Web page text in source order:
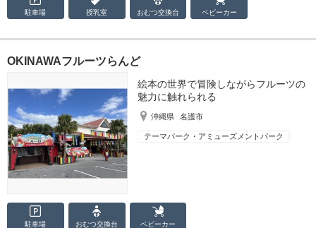
駐車場 授乳室 おむつ交換台 ベビーカー
OKINAWAフルーツらんど
絵本の世界で冒険しながらフルーツの
魅力に触れられる
沖縄県 名護市
テーマパーク・アミューズメントパーク
駐車場 おむつ交換台 ベビーカー